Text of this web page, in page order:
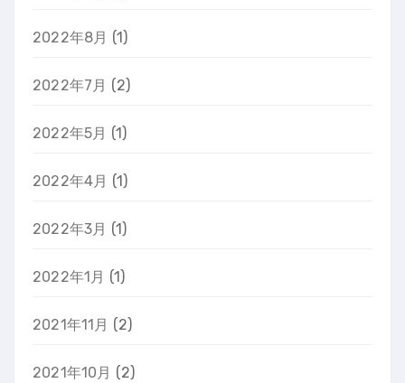
2022年8月 (1)
2022年7月 (2)
2022年5月 (1)
2022年4月 (1)
2022年3月 (1)
2022年1月 (1)
2021年11月 (2)
2021年10月 (2)